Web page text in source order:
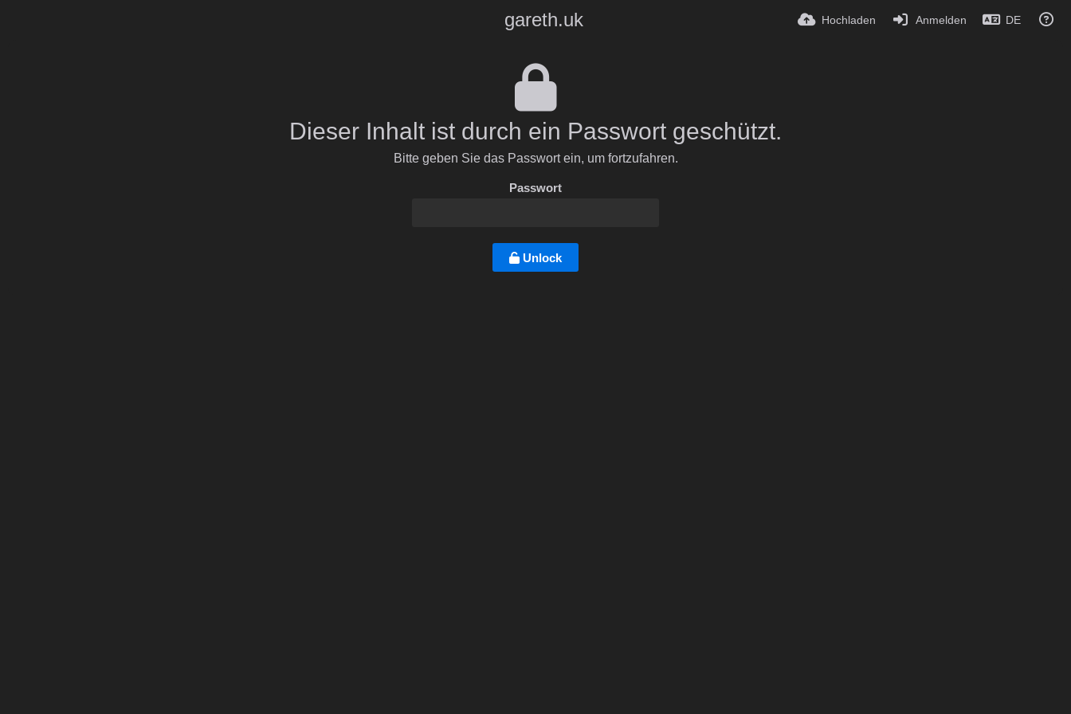
gareth.uk Hochladen Anmelden DE
Dieser Inhalt ist durch ein Passwort geschützt.
Bitte geben Sie das Passwort ein, um fortzufahren.
Passwort
Unlock